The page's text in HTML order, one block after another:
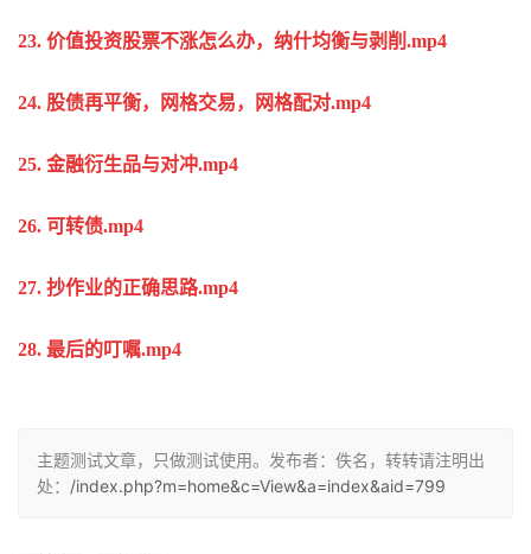
23. 价值投资股票不涨怎么办，纳什均衡与剥削.mp4
24. 股债再平衡，网格交易，网格配对.mp4
25. 金融衍生品与对冲.mp4
26. 可转债.mp4
27. 抄作业的正确思路.mp4
28. 最后的叮嘱.mp4
主题测试文章，只做测试使用。发布者：佚名，转转请注明出
处： /index.php?m=home&c=View&a=index&aid=799